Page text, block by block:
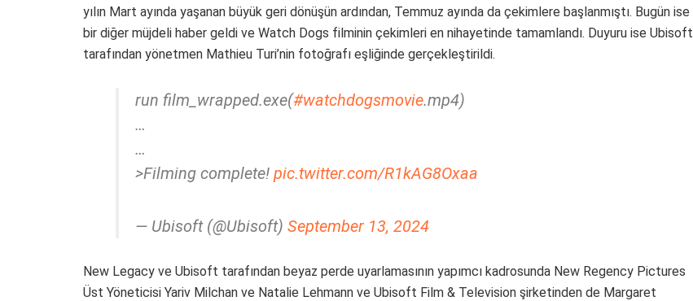
yılın Mart ayında yaşanan büyük geri dönüşün ardından, Temmuz ayında da çekimlere başlanmıştı. Bugün ise
bir diğer müjdeli haber geldi ve Watch Dogs filminin çekimleri en nihayetinde tamamlandı. Duyuru ise Ubisoft
tarafından yönetmen Mathieu Turi’nin fotoğrafı eşliğinde gerçekleştirildi.
run film_wrapped.exe(#watchdogsmovie.mp4)
…
…
>Filming complete! pic.twitter.com/R1kAG8Oxaa
— Ubisoft (@Ubisoft) September 13, 2024
New Legacy ve Ubisoft tarafından beyaz perde uyarlamasının yapımcı kadrosunda New Regency Pictures
Üst Yöneticisi Yariv Milchan ve Natalie Lehmann ve Ubisoft Film & Television şirketinden de Margaret